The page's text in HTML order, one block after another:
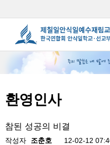
소그룹 동영상
커뮤니티
환영인사
참된 성공의 비결
작성자 조춘호 12-02-12